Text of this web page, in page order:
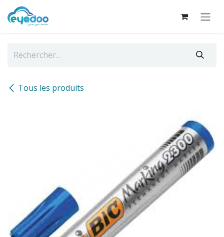
Se rendre au contenu
Tous les produits